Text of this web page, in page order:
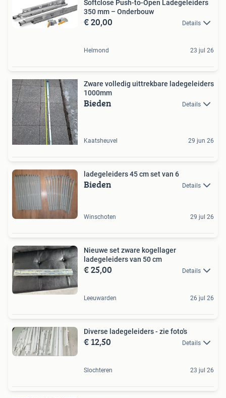
Softclose Push-to-Open Ladegeleiders
350 mm – Onderbouw
€ 20,00 Details
Helmond 23 jul 26
Zware volledig uittrekbare ladegeleiders
1000mm
Bieden Details
Kaatsheuvel 29 jun 26
ladegeleiders 45 cm set van 6
Bieden Details
Winschoten 29 jul 26
Nieuwe set zware kogellager
ladegeleiders van 50 cm
€ 25,00 Details
Leeuwarden 26 jul 26
Diverse ladegeleiders - zie foto's
€ 12,50 Details
Slochteren 23 jul 26